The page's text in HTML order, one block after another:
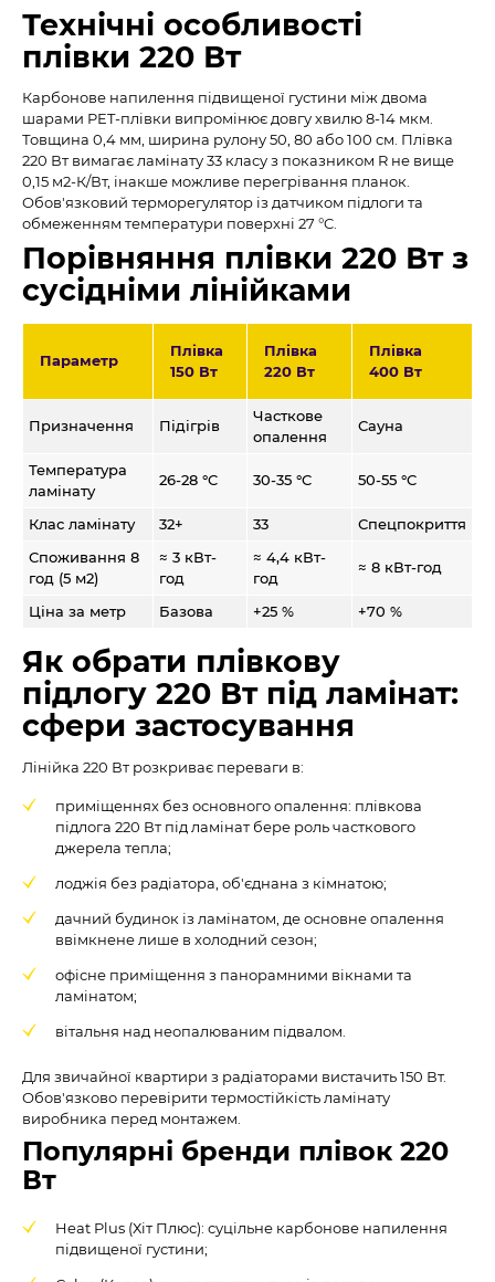
Технічні особливості
плівки 220 Вт
Карбонове напилення підвищеної густини між двома
шарами PET-плівки випромінює довгу хвилю 8-14 мкм.
Товщина 0,4 мм, ширина рулону 50, 80 або 100 см. Плівка
220 Вт вимагає ламінату 33 класу з показником R не вище
0,15 м2-К/Вт, інакше можливе перегрівання планок.
Обов'язковий терморегулятор із датчиком підлоги та
обмеженням температури поверхні 27 °C.
Порівняння плівки 220 Вт з
сусідніми лінійками
Параметр
Плівка
150 Вт
Плівка
220 Вт
Плівка
400 Вт
Призначення Підігрів
Часткове
опалення
Сауна
Температура
ламінату
26-28 °C 30-35 °C 50-55 °C
Клас ламінату 32+ 33
Спецпокриття
Споживання 8
год (5 м2)
≈ 3 кВт-
год
≈ 4,4 кВт-
год
≈ 8 кВт-год
Ціна за метр Базова +25 % +70 %
Як обрати плівкову
підлогу 220 Вт під ламінат:
сфери застосування
Лінійка 220 Вт розкриває переваги в:
приміщеннях без основного опалення: плівкова
підлога 220 Вт під ламінат бере роль часткового
джерела тепла;
лоджія без радіатора, об'єднана з кімнатою;
дачний будинок із ламінатом, де основне опалення
ввімкнене лише в холодний сезон;
офісне приміщення з панорамними вікнами та
ламінатом;
вітальня над неопалюваним підвалом.
Для звичайної квартири з радіаторами вистачить 150 Вт.
Обов'язково перевірити термостійкість ламінату
виробника перед монтажем.
Популярні бренди плівок 220
Вт
Heat Plus (Хіт Плюс): суцільне карбонове напилення
підвищеної густини;